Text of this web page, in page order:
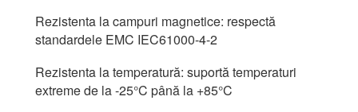
Rezistenta la campuri magnetice: respectă
standardele EMC IEC61000-4-2
Rezistenta la temperatură: suportă temperaturi
extreme de la -25°C până la +85°C